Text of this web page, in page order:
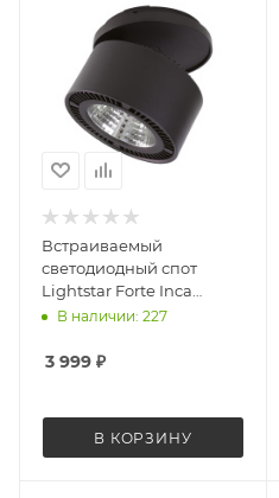
Встраиваемый
светодиодный спот
Lightstar Forte Inca
213807
В наличии: 227
3 999 ₽
В КОРЗИНУ